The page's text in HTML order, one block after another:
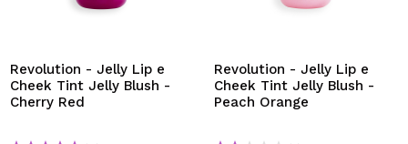
Revolution - Jelly Lip e
Cheek Tint Jelly Blush -
Cherry Red
Revolution - Jelly Lip e
Cheek Tint Jelly Blush -
Peach Orange